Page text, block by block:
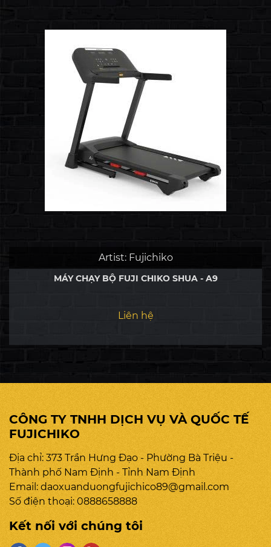
bộ tại nhà tốt nhất!
Artist: Fujichiko
MÁY CHẠY BỘ FUJI CHIKO SHUA - A9
Liên hệ
CÔNG TY TNHH DỊCH VỤ VÀ QUỐC TẾ
FUJICHIKO
Địa chỉ: 373 Trần Hưng Đạo - Phường Bà Triệu -
Thành phố Nam Định - Tỉnh Nam Định
Email: daoxuanduongfujichico89@gmail.com
Số điện thoại: 0888658888
Kết nối với chúng tôi